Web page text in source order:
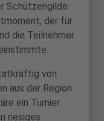
Schützengilde
der für
die Teilnehmer
von
aus der Region
ein Turnier
riesiges